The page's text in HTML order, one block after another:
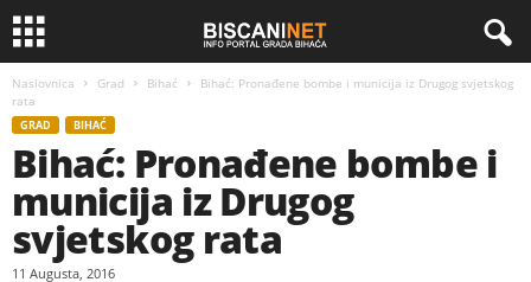
Naslovnica Grad Bihać
Bihać: Pronađene bombe i municija iz Drugog svjetskog
rata
GRAD BIHAĆ
Bihać: Pronađene bombe i
municija iz Drugog
svjetskog rata
11 Augusta, 2016